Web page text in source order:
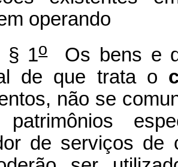
operando
oOs bens e
de que trata o
não se
patrimônios
de serviços de